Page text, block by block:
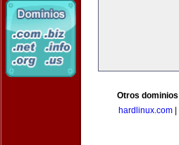
Otros
hardlinux.com